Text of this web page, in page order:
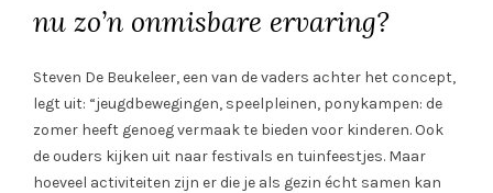
nu zo’n onmisbare ervaring?
Steven De Beukeleer, een van de vaders achter het concept,
legt uit: “jeugdbewegingen, speelpleinen, ponykampen: de
zomer heeft genoeg vermaak te bieden voor kinderen. Ook
de ouders kijken uit naar festivals en tuinfeestjes. Maar
hoeveel activiteiten zijn er die je als gezin écht samen kan